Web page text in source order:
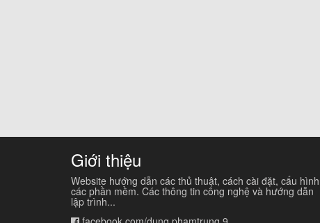
Giới thiệu
Website hướng dẫn các thủ thuật, cách cài đặt, cấu hình
các phần mềm. Các thông tin công nghệ và hướng dẫn
lập trình...